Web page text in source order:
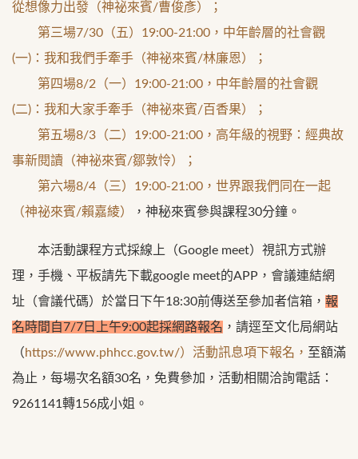
從想像力出發（神祕來賓/曹俊彥）；
第三場7/30（五）19:00-21:00，中年齡層的社會觀
(一)：我和我們手牽手（神祕來賓/林廉恩）；
第四場8/2（一）19:00-21:00，中年齡層的社會觀
(二)：我和大家手牽手（神祕來賓/百香果）；
第五場8/3（二）19:00-21:00，高年級的視野：經典故
事新閱讀（神祕來賓/鄒敦怜）；
第六場8/4（三）19:00-21:00，世界跟我們同在一起
（神祕來賓/賴嘉綾）
，神秘來賓參與課程30分鐘。
本活動課程方式採線上（Google meet）視訊方式辦
理，手機、平板請先下載google meet的APP，會議連結網
址（會議代碼）於當日下午18:30前傳送至參加者信箱， 報
名時間自7/7日上午9:00起採網路報名 ，請逕至文化局網站
（ https://www.phhcc.gov.tw/）活動訊息項下報名， 至額滿
為止，每場次名額30名，免費參加，活動相關洽詢電話：
9261141轉156成小姐。